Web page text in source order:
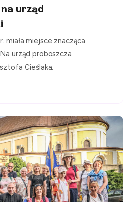
urząd
miała miejsce znacząca
urząd proboszcza
Cieślaka.